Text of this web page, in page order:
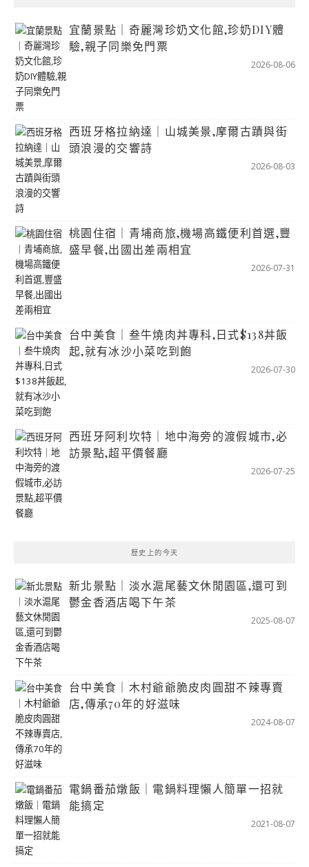
宜蘭景點｜奇麗灣珍奶文化館,珍奶DIY體
驗,親子同樂免門票
2026-08-06
西班牙格拉納達｜山城美景,摩爾古蹟與街
頭浪漫的交響詩
2026-08-03
桃園住宿｜青埔商旅,機場高鐵便利首選,豐
盛早餐,出國出差兩相宜
2026-07-31
台中美食｜叁牛燒肉丼專科,日式$138丼飯
起,就有冰沙小菜吃到飽
2026-07-30
西班牙阿利坎特｜地中海旁的渡假城市,必
訪景點,超平價餐廳
2026-07-25
歷史上的今天
新北景點｜淡水滬尾藝文休閒園區,還可到
鬱金香酒店喝下午茶
2025-08-07
台中美食｜木村爺爺脆皮肉圓甜不辣專賣
店,傳承70年的好滋味
2024-08-07
電鍋番茄燉飯｜電鍋料理懶人簡單一招就
能搞定
2021-08-07